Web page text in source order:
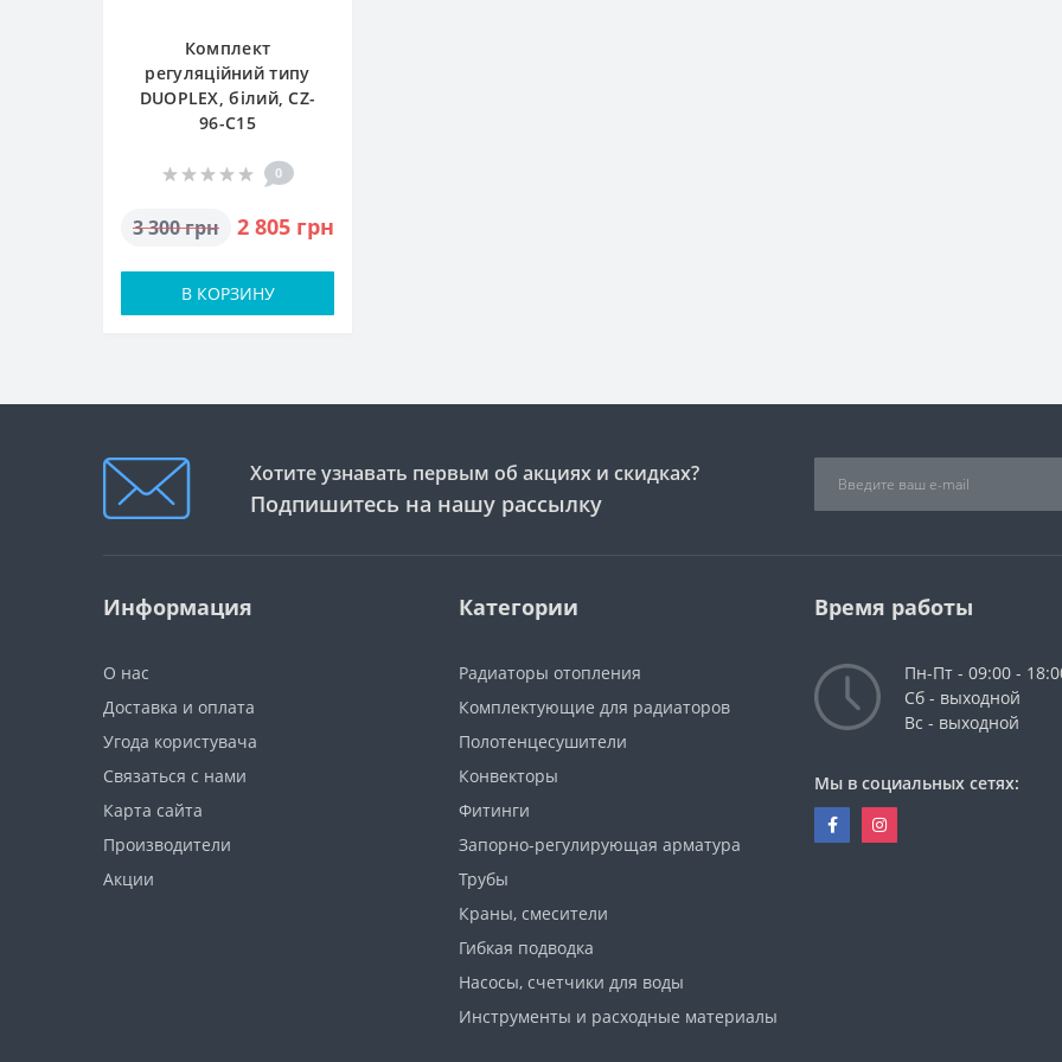
Комплект
регуляційний типу
DUOPLEX, білий, CZ-
96-С15
0
3 300 грн 2 805 грн
В КОРЗИНУ
Хотите узнавать первым об акциях и скидках?
Подпишитесь на нашу рассылку
Информация
О нас
Доставка и оплата
Угода користувача
Связаться с нами
Карта сайта
Производители
Акции
Категории
Радиаторы отопления
Комплектующие для радиаторов
Полотенцесушители
Конвекторы
Фитинги
Запорно-регулирующая арматура
Трубы
Краны, смесители
Гибкая подводка
Насосы, счетчики для воды
Инструменты и расходные материалы
Время работы
Пн-Пт - 09:00 -
Сб - выходной
Вс - выходной
Мы в социальных сетях: